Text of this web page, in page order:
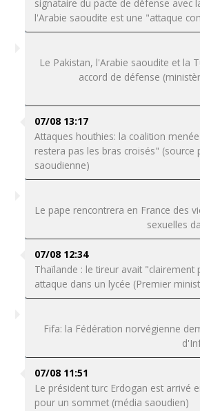
signataire du pacte de défense avec
l'Arabie saoudite est une "attaque
Le Pakistan, l'Arabie saoudite et la
accord de défense
07/08 13:17
Attaques houthies: la coalition
restera pas les bras croisés" (source
saoudienne)
Le pape rencontrera en France des
sexuelles
07/08 12:34
Thaïlande : le tireur avait "clairement
attaque dans un lycée (Premier
Fifa: la Fédération norvégienne
07/08 11:51
Le président turc Erdogan est arrivé
pour un sommet (média saoudien)